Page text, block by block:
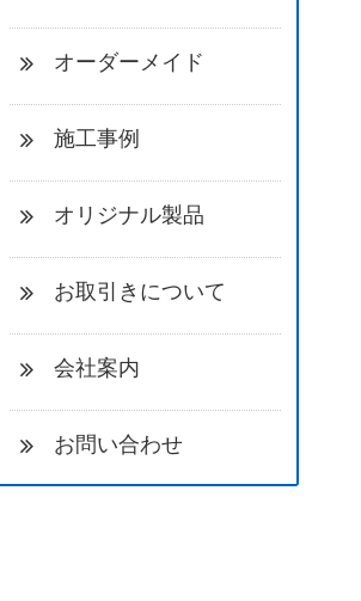
オーダーメイド
施工事例
オリジナル製品
お取引きについて
会社案内
お問い合わせ